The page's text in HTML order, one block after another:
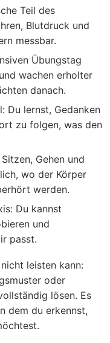
Teil des
Blutdruck und
messbar.
Übungstag
wachen erholter
danach.
Du lernst, Gedanken
zu folgen, was den
Gehen und
wo der Körper
werden.
Du kannst
und
passt.
leisten kann:
oder
lösen. Es
dem du erkennst,